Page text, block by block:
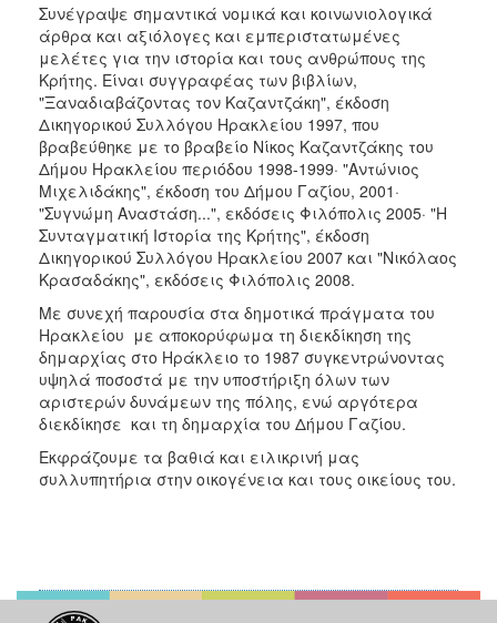
Συνέγραψε σημαντικά νομικά και κοινωνιολογικά
άρθρα και αξιόλογες και εμπεριστατωμένες
μελέτες για την ιστορία και τους ανθρώπους της
Κρήτης. Είναι συγγραφέας των βιβλίων,
"Ξαναδιαβάζοντας τον Καζαντζάκη", έκδοση
Δικηγορικού Συλλόγου Ηρακλείου 1997, που
βραβεύθηκε με το βραβείο Νίκος Καζαντζάκης του
Δήμου Ηρακλείου περιόδου 1998-1999· "Αντώνιος
Μιχελιδάκης", έκδοση του Δήμου Γαζίου, 2001·
"Συγνώμη Αναστάση...", εκδόσεις Φιλόπολις 2005· "Η
Συνταγματική Ιστορία της Κρήτης", έκδοση
Δικηγορικού Συλλόγου Ηρακλείου 2007 και "Νικόλαος
Κρασαδάκης", εκδόσεις Φιλόπολις 2008.
Με συνεχή παρουσία στα δημοτικά πράγματα του
Ηρακλείου με αποκορύφωμα τη διεκδίκηση της
δημαρχίας στο Ηράκλειο το 1987 συγκεντρώνοντας
υψηλά ποσοστά με την υποστήριξη όλων των
αριστερών δυνάμεων της πόλης, ενώ αργότερα
διεκδίκησε και τη δημαρχία του Δήμου Γαζίου.
Εκφράζουμε τα βαθιά και ειλικρινή μας
συλλυπητήρια στην οικογένεια και τους οικείους του.